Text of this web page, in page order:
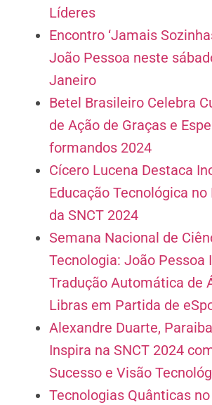
Líderes
Encontro ‘Jamais
João Pessoa neste
Janeiro
Betel Brasileiro Celebra
de Ação de Graças e
formandos 2024
Cícero Lucena Destaca
Educação Tecnológica
da SNCT 2024
Semana Nacional de
Tecnologia: João Pessoa
Tradução Automática de
Libras em Partida de
Alexandre Duarte,
Inspira na SNCT 2024
Sucesso e Visão
Tecnologias Quânticas